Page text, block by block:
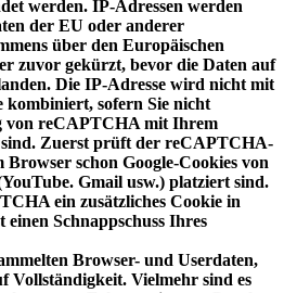
werden. IP-Adressen werden
der EU oder anderer
über den Europäischen
zuvor gekürzt, bevor die Daten auf
Die IP-Adresse wird nicht mit
kombiniert, sofern Sie nicht
von reCAPTCHA mit Ihrem
sind. Zuerst prüft der reCAPTCHA-
schon Google-Cookies von
Gmail usw.) platziert sind.
ein zusätzliches Cookie in
Schnappschuss Ihres
Browser- und Userdaten,
Vollständigkeit. Vielmehr sind es